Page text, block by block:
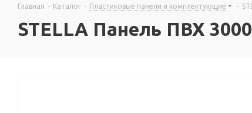
Главная - Каталог - Пластиковые панели и комплектующие -
STELLA Панель ПВХ